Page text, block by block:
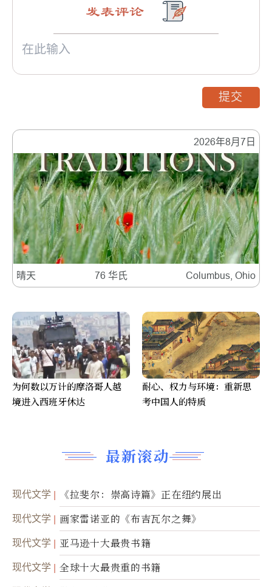
2026年8月7日
晴天 76 华氏 Columbus, Ohio
最新滚动
现代文学 《拉斐尔：崇高诗篇》正在纽约展出
现代文学 画家雷诺亚的《布吉瓦尔之舞》
现代文学 亚马逊十大最贵书籍
现代文学 全球十大最贵重的书籍
发表评论
提交
为何数以万计的摩洛哥人越
境进入西班牙休达
耐心、权力与环境：重新思
考中国人的特质